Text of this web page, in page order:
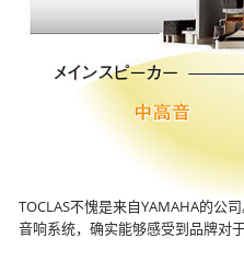
TOCLAS不愧是来自YAMAHA的公
音响系统，确实能够感受到品牌对